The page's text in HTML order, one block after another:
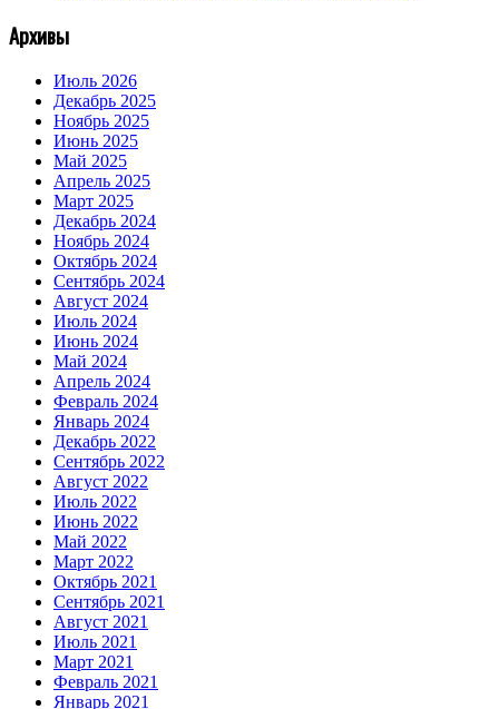
Архивы
Июль 2026
Декабрь 2025
Ноябрь 2025
Июнь 2025
Май 2025
Апрель 2025
Март 2025
Декабрь 2024
Ноябрь 2024
Октябрь 2024
Сентябрь 2024
Август 2024
Июль 2024
Июнь 2024
Май 2024
Апрель 2024
Февраль 2024
Январь 2024
Декабрь 2022
Сентябрь 2022
Август 2022
Июль 2022
Июнь 2022
Май 2022
Март 2022
Октябрь 2021
Сентябрь 2021
Август 2021
Июль 2021
Март 2021
Февраль 2021
Январь 2021